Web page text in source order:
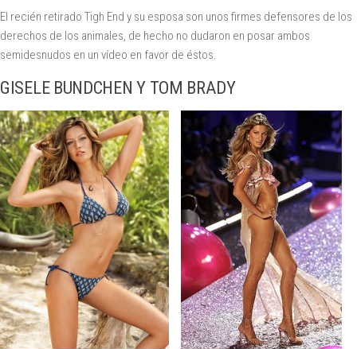
El recién retirado Tigh End y su esposa son unos firmes defensores de los
derechos de los animales, de hecho no dudaron en posar ambos
semidesnudos en un vídeo en favor de éstos.
GISELE BUNDCHEN Y TOM BRADY